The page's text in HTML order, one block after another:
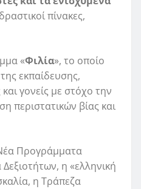
πίνακες,
«Φιλία», το οποίο
εκπαίδευσης,
γονείς με στόχο την
περιστατικών βίας και
Προγράμματα
η «ελληνική
η Τράπεζα